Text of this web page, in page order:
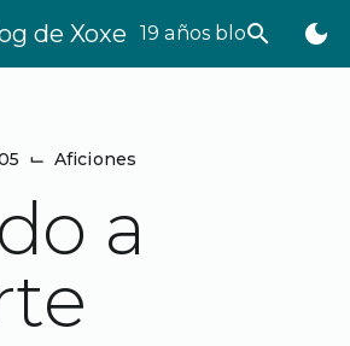
de Xoxe 19 años bloggeando
search dark_mode
⌙ Aficiones
a